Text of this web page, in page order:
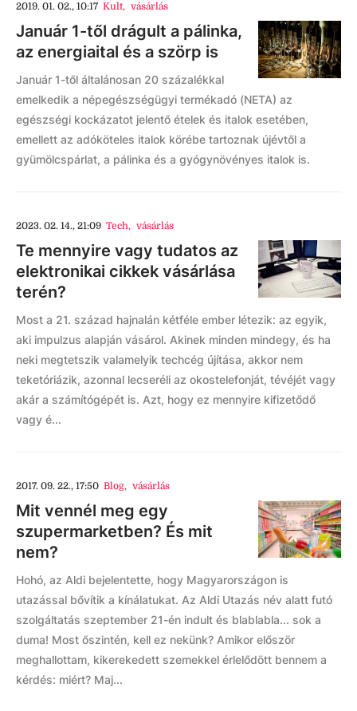
2019. 01. 02., 10:17 Kult, vásárlás
Január 1-től drágult a pálinka,
az energiaital és a szörp is
Január 1-től általánosan 20 százalékkal
emelkedik a népegészségügyi termékadó (NETA) az
egészségi kockázatot jelentő ételek és italok esetében,
emellett az adóköteles italok körébe tartoznak újévtől a
gyümölcspárlat, a pálinka és a gyógynövényes italok is.
2023. 02. 14., 21:09 Tech, vásárlás
Te mennyire vagy tudatos az
elektronikai cikkek vásárlása
terén?
Most a 21. század hajnalán kétféle ember létezik: az egyik,
aki impulzus alapján vásárol. Akinek minden mindegy, és ha
neki megtetszik valamelyik techcég újítása, akkor nem
teketóriázik, azonnal lecseréli az okostelefonját, tévéjét vagy
akár a számítógépét is. Azt, hogy ez mennyire kifizetődő
vagy é...
2017. 09. 22., 17:50 Blog, vásárlás
Mit vennél meg egy
szupermarketben? És mit
nem?
Hohó, az Aldi bejelentette, hogy Magyarországon is
utazással bővítik a kínálatukat. Az Aldi Utazás név alatt futó
szolgáltatás szeptember 21-én indult és blablabla... sok a
duma! Most őszintén, kell ez nekünk? Amikor először
meghallottam, kikerekedett szemekkel érlelődött bennem a
kérdés: miért? Maj...